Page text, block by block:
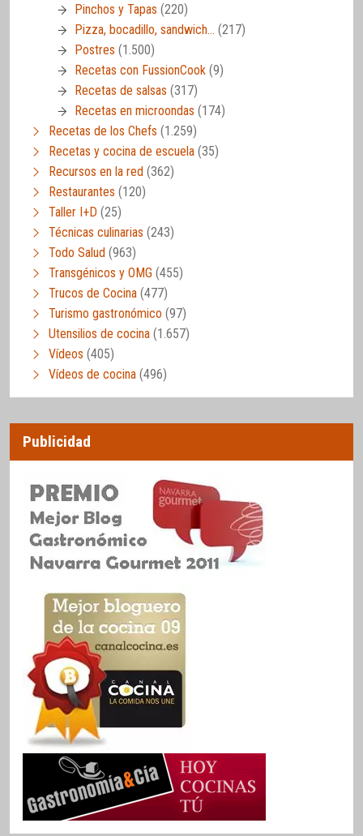
Pinchos y Tapas (220)
Pizza, bocadillo, sandwich… (217)
Postres (1.500)
Recetas con FussionCook (9)
Recetas de salsas (317)
Recetas en microondas (174)
Recetas de los Chefs (1.259)
Recetas y cocina de escuela (35)
Recursos en la red (362)
Restaurantes (120)
Taller I+D (25)
Técnicas culinarias (243)
Todo Salud (963)
Transgénicos y OMG (455)
Trucos de Cocina (477)
Turismo gastronómico (97)
Utensilios de cocina (1.657)
Vídeos (405)
Vídeos de cocina (496)
Publicidad